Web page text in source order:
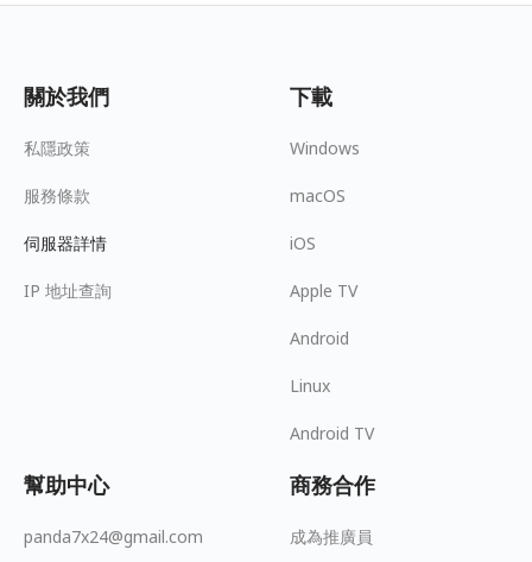
關於我們
私隱政策
服務條款
伺服器詳情
IP 地址查詢
下載
Windows
macOS
iOS
Apple TV
Android
Linux
Android TV
幫助中心
panda7x24@gmail.com
商務合作
成為推廣員